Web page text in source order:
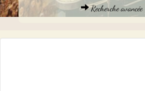
Recherche avancée